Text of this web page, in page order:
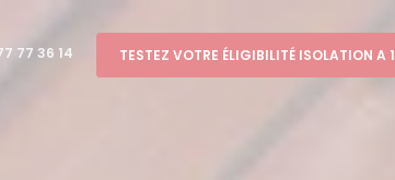
77 36 14 TESTEZ VOTRE ÉLIGIBILITÉ ISOLATION A 1